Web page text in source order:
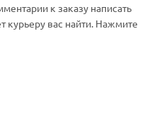
к заказу написать
вас найти. Нажмите